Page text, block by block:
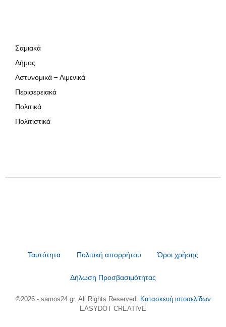
Σαμιακά
Δήμος
Αστυνομικά – Λιμενικά
Περιφερειακά
Πολιτικά
Πολιτιστικά
Ταυτότητα Πολιτική απορρήτου Όροι χρήσης
Δήλωση Προσβασιμότητας
©2026 - samos24.gr. All Rights Reserved. Κατασκευή ιστοσελίδων
EASYDOT CREATIVE